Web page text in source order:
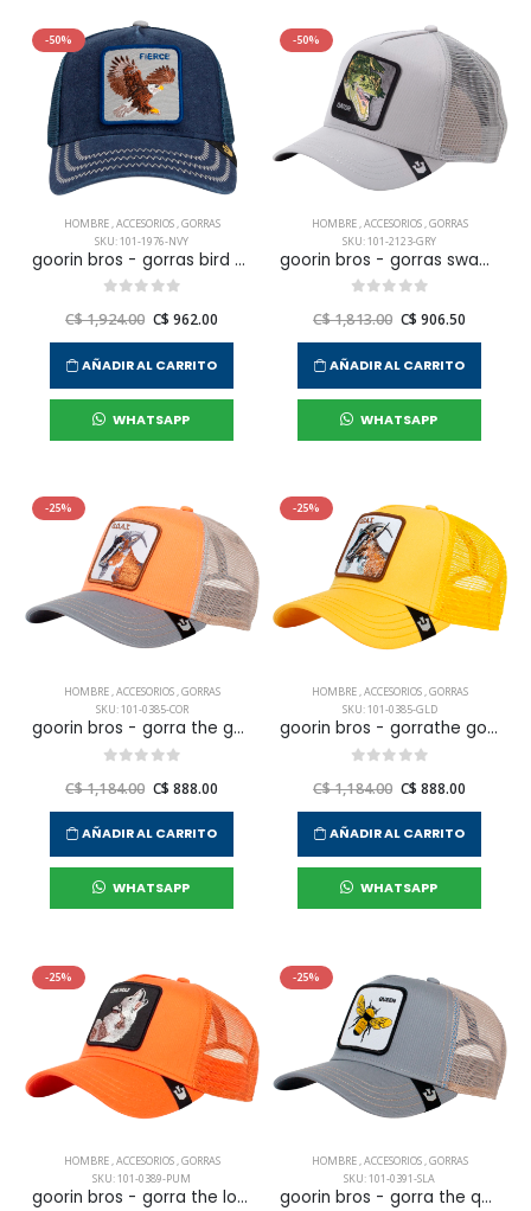
-50%
HOMBRE,ACCESORIOS,GORRAS
SKU: 101-1976-NVY
goorin bros - gorras bird of prey para hombre
C$ 1,924.00 C$ 962.00
AÑADIR AL CARRITO
WHATSAPP
-50%
HOMBRE,ACCESORIOS,GORRAS
SKU: 101-2123-GRY
goorin bros - gorras swamp monster para hombre
C$ 1,813.00 C$ 906.50
AÑADIR AL CARRITO
WHATSAPP
-25%
HOMBRE,ACCESORIOS,GORRAS
SKU: 101-0385-COR
goorin bros - gorra the goat para hombre
C$ 1,184.00 C$ 888.00
AÑADIR AL CARRITO
WHATSAPP
-25%
HOMBRE,ACCESORIOS,GORRAS
SKU: 101-0385-GLD
goorin bros - gorrathe goat para hombre
C$ 1,184.00 C$ 888.00
AÑADIR AL CARRITO
WHATSAPP
-25%
HOMBRE,ACCESORIOS,GORRAS
SKU: 101-0389-PUM
goorin bros - gorra the lone wolf para hombre
-25%
HOMBRE,ACCESORIOS,GORRAS
SKU: 101-0391-SLA
goorin bros - gorra the queen bee para hombre